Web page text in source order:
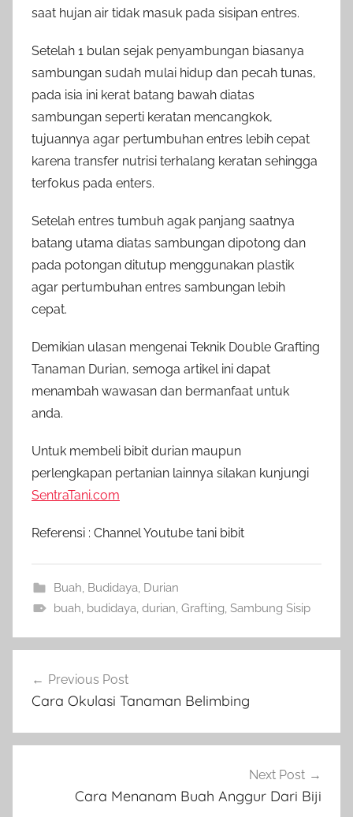
saat hujan air tidak masuk pada sisipan entres.
Setelah 1 bulan sejak penyambungan biasanya
sambungan sudah mulai hidup dan pecah tunas,
pada isia ini kerat batang bawah diatas
sambungan seperti keratan mencangkok,
tujuannya agar pertumbuhan entres lebih cepat
karena transfer nutrisi terhalang keratan sehingga
terfokus pada enters.
Setelah entres tumbuh agak panjang saatnya
batang utama diatas sambungan dipotong dan
pada potongan ditutup menggunakan plastik
agar pertumbuhan entres sambungan lebih
cepat.
Demikian ulasan mengenai Teknik Double Grafting
Tanaman Durian, semoga artikel ini dapat
menambah wawasan dan bermanfaat untuk
anda.
Untuk membeli bibit durian maupun
perlengkapan pertanian lainnya silakan kunjungi
SentraTani.com
Referensi : Channel Youtube tani bibit
Buah, Budidaya, Durian
buah, budidaya, durian, Grafting, Sambung Sisip
pos
Previous Post
Cara Okulasi Tanaman Belimbing
Next Post
Cara Menanam Buah Anggur Dari Biji